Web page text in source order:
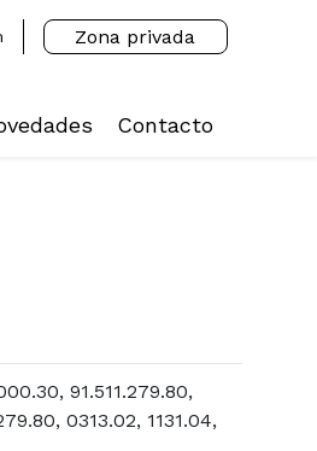
Zona privada
Contacto
91.511.279.80,
0313.02, 1131.04,